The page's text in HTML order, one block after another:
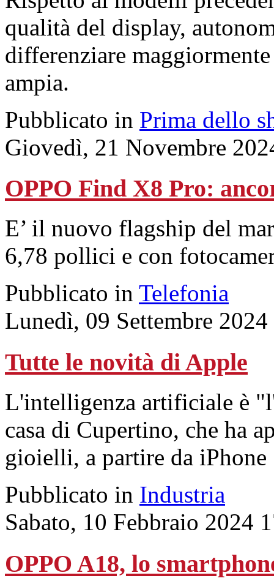
qualità del display,
differenziare
ampia.
Pubblicato in Prima dello
Giovedì, 21 Novembre
OPPO Find X8 Pro:
E’ il nuovo flagship del
6,78 pollici e con
Pubblicato in Telefonia
Lunedì, 09 Settembre
Tutte le novità di Apple
L'intelligenza artificiale è
casa di Cupertino, che ha
gioielli, a partire da iPhone
Pubblicato in Industria
Sabato, 10 Febbraio 2024
OPPO A18, lo